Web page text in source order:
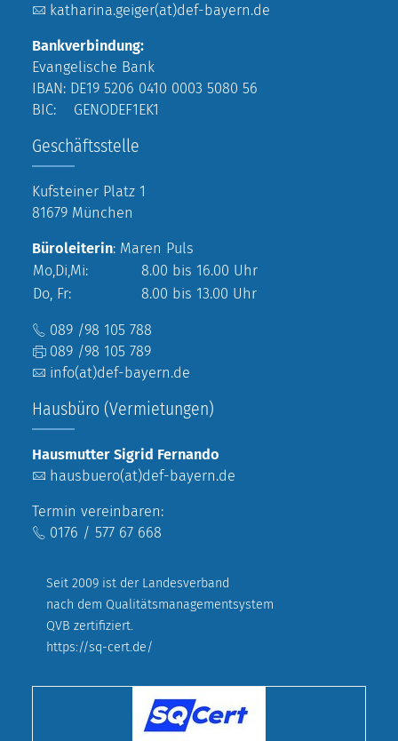
katharina.geiger(at)def-bayern.de
Bankverbindung:
Evangelische Bank
IBAN: DE19 5206 0410 0003 5080 56
BIC: GENODEF1EK1
Geschäftsstelle
Kufsteiner Platz 1
81679 München
Büroleiterin: Maren Puls
Mo,Di,Mi:
8.00 bis 16.00 Uhr
Do, Fr:
8.00 bis 13.00 Uhr
089 /98 105 788
089 /98 105 789
info(at)def-bayern.de
Hausbüro (Vermietungen)
Hausmutter Sigrid Fernando
hausbuero(at)def-bayern.de
Termin vereinbaren:
0176 / 577 67 668
Seit 2009 ist der Landesverband
nach dem Qualitätsmanagementsystem
QVB zertifiziert.
https://sq-cert.de/